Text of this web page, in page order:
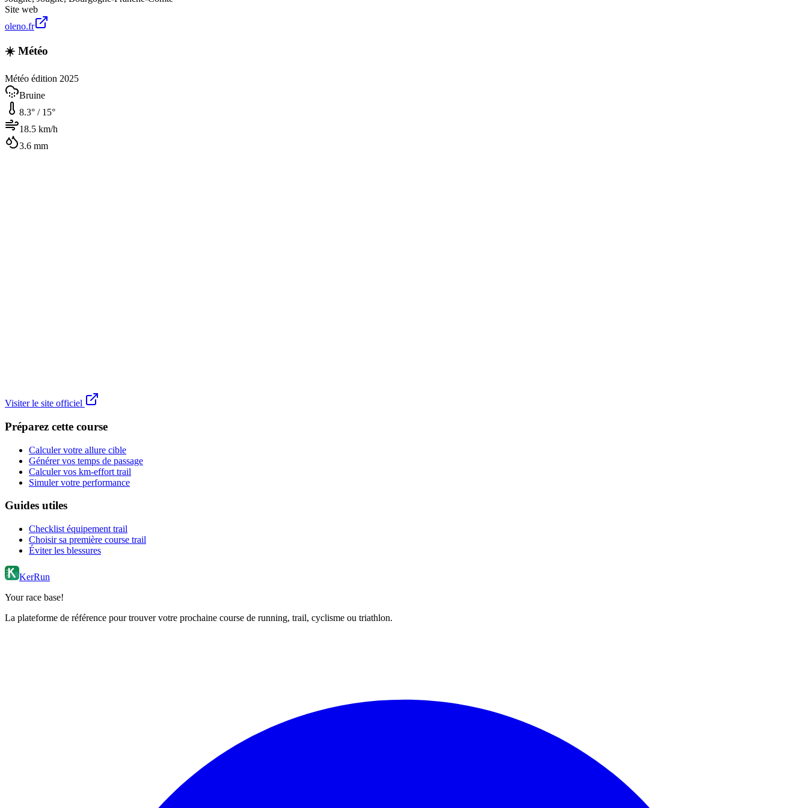
Site web
oleno.fr
☀️ Météo
Météo édition 2025
Bruine
8.3° / 15°
18.5 km/h
3.6 mm
Visiter le site officiel
Préparez cette course
Calculer votre allure cible
Générer vos temps de passage
Calculer vos km-effort trail
Simuler votre performance
Guides utiles
Checklist équipement trail
Choisir sa première course trail
Éviter les blessures
KerRun
Your race base!
La plateforme de référence pour trouver votre prochaine course de running, trail, cyclisme ou triathlon.